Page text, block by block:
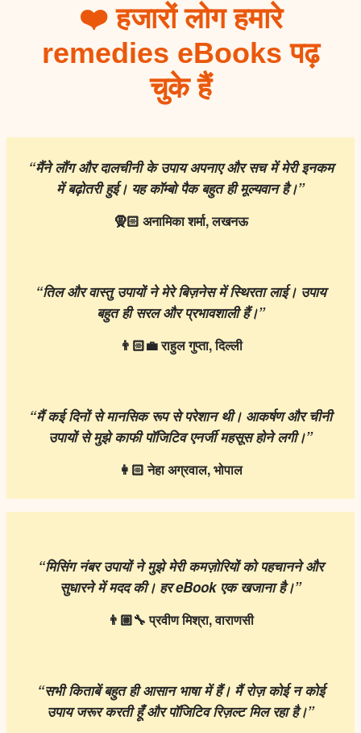
❤️ हजारों लोग हमारे
remedies eBooks पढ़
चुके हैं
“मैंने लौंग और दालचीनी के उपाय अपनाए और सच में मेरी इनकम
में बढ़ोतरी हुई। यह कॉम्बो पैक बहुत ही मूल्यवान है।”
🧕🏻 अनामिकाशर्मा,लखनऊ
“तिलऔरवास्तुउपायोंनेमेरेबिज़नेसमेंस्थिरतालाई। उपाय
बहुतहीसरलऔरप्रभावशालीहैं।”
👨🏻‍💼राहुलगुप्ता,दिल्ली
“मैंकईदिनोंसेमानसिकरूपसेपरेशानथी। आकर्षणऔरचीनी
उपायोंसेमुझेकाफीपॉजिटिवएनर्जीमहसूसहोनेलगी।”
👩🏻नेहाअग्रवाल,भोपाल
“मिसिंगनंबरउपायोंनेमुझेमेरीकमज़ोरियोंकोपहचाननेऔर
सुधारनेमेंमददकी। हर eBook एकखजानाहै।”
👨🏼‍🔧प्रवीणमिश्रा,वाराणसी
“सभीकिताबेंबहुतहीआसानभाषामेंहैं। मैंरोज़कोईनकोई
उपायजरूरकरतीहूँऔरपॉजिटिवरिज़ल्टमिलरहाहै।”